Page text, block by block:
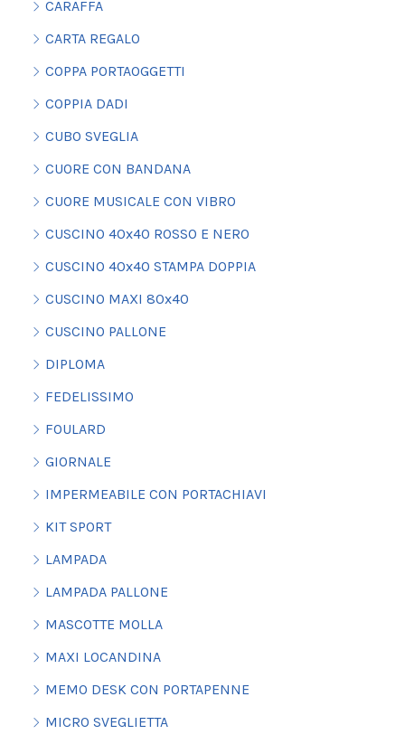
CARAFFA
CARTA REGALO
COPPA PORTAOGGETTI
COPPIA DADI
CUBO SVEGLIA
CUORE CON BANDANA
CUORE MUSICALE CON VIBRO
CUSCINO 40x40 ROSSO E NERO
CUSCINO 40x40 STAMPA DOPPIA
CUSCINO MAXI 80x40
CUSCINO PALLONE
DIPLOMA
FEDELISSIMO
FOULARD
GIORNALE
IMPERMEABILE CON PORTACHIAVI
KIT SPORT
LAMPADA
LAMPADA PALLONE
MASCOTTE MOLLA
MAXI LOCANDINA
MEMO DESK CON PORTAPENNE
MICRO SVEGLIETTA